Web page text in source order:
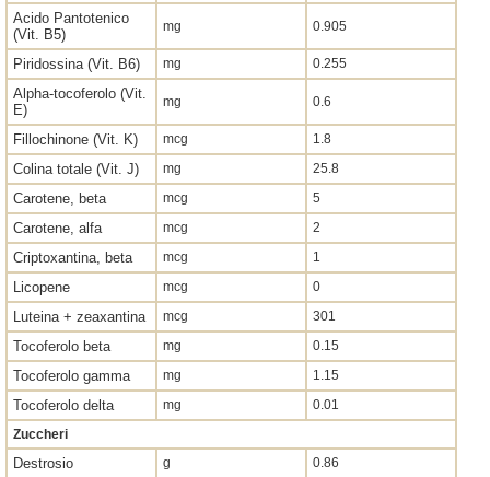
Acido Pantotenico
(Vit. B5)
mg 0.905
Piridossina (Vit. B6) mg 0.255
Alpha-tocoferolo (Vit.
E)
mg 0.6
Fillochinone (Vit. K) mcg 1.8
Colina totale (Vit. J) mg 25.8
Carotene, beta mcg 5
Carotene, alfa mcg 2
Criptoxantina, beta mcg 1
Licopene mcg 0
Luteina + zeaxantina mcg 301
Tocoferolo beta mg 0.15
Tocoferolo gamma mg 1.15
Tocoferolo delta mg
0.01
Zuccheri
Destrosio g 0.86